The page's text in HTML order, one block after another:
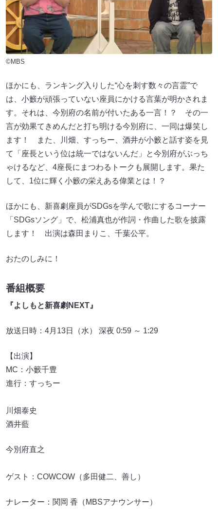
©MBS
ほかにも、ランキング入りした“心を刺す数々の言霊”で
は、小籔が頑張っていない座員にかける言葉が明かされま
す。それは、今別府の名前が付いたある一言！？ その一
言が効果てきめんだと打ち明ける今別府に、一同は爆笑し
ます！ また、川畑、すっちー、酒井が小籔と話す姿を見
て「座長という位は統一ではないんだ」と今別府がぶっち
ゃけるなど、4座長にまつわるトークも展開します。果た
して、1位に輝く小籔の栄えある偉業とは！？
ほかにも、新喜劇座員がSDGsを学んで歌にするコーナー
「SDGsソング」で、松浦真也が作詞・作曲した歌を披露
します！ 出演は森田まりこ、千葉公平。
おたのしみに！
番組概要
『よしもと新喜劇NEXT』
放送日時：4月13日（水） 深夜 0:59 ～ 1:29
【出演】
MC：小籔千豊
進行：すっちー
川畑泰史
酒井藍
今別府直之
ゲスト：COWCOW（多田健二、善し）
ナレーター：関岡 香（MBSアナウンサー）